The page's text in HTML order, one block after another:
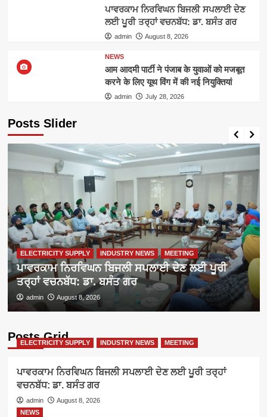
ਪਾਵਰਕਾਮ ਨਿਰਵਿਘਨ ਬਿਜਲੀ ਸਪਲਾਈ ਦੇਣ
ਲਈ ਪੂਰੀ ਤਰ੍ਹਾਂ ਵਚਨਬੱਧ: ਡਾ. ਬਸੰਤ ਗਰ
admin August 8, 2026
NEWS
आम आदमी पार्टी ने पंजाब के युवाओं को मजबूत
करने के लिए यूथ विंग में की नई नियुक्तियां
admin July 28, 2026
Posts Slider
ELECTRICITY SUPPLY INDUSTRY NEWS MEETING
ਪਾਵਰਕਾਮ ਨਿਰਵਿਘਨ ਬਿਜਲੀ ਸਪਲਾਈ ਦੇਣ ਲਈ ਪੂਰੀ
ਤਰ੍ਹਾਂ ਵਚਨਬੱਧ: ਡਾ. ਬਸੰਤ ਗਰ
admin August 8, 2026
Posts Grid
ELECTRICITY SUPPLY INDUSTRY NEWS MEETING
ਪਾਵਰਕਾਮ ਨਿਰਵਿਘਨ ਬਿਜਲੀ ਸਪਲਾਈ ਦੇਣ ਲਈ ਪੂਰੀ ਤਰ੍ਹਾਂ
ਵਚਨਬੱਧ: ਡਾ. ਬਸੰਤ ਗਰ
admin
August 8, 2026
NEWS